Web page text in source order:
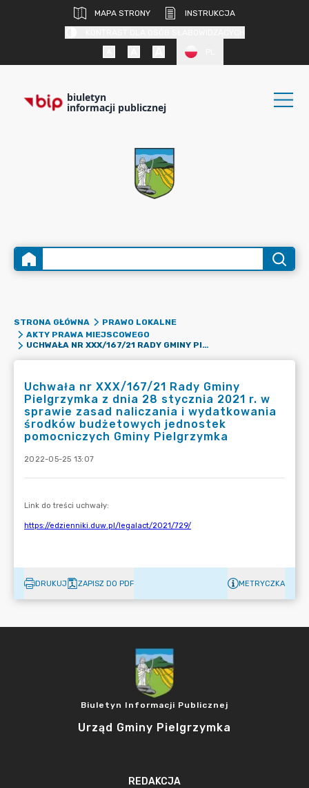
MAPA STRONY
INSTRUKCJA
biuletyn
informacji publicznej
STRONA GŁÓWNA
PRAWO LOKALNE
AKTY PRAWA MIEJSCOWEGO
UCHWAŁA NR XXX/167/21 RADY GMINY PIELGRZYMKA Z DNIA 28 STYCZNIA 2021 R. W SPRAWIE ZASAD NALICZANIA I WYDATKOWANIA ŚRODKÓW BUDŻETOWYCH JEDNOSTEK POMOCNICZYCH GMINY PIELGRZYMKA
Uchwała nr XXX/167/21 Rady Gminy
Pielgrzymka z dnia 28 stycznia 2021 r. w
sprawie zasad naliczania i wydatkowania
środków budżetowych jednostek
pomocniczych Gminy Pielgrzymka
2022-05-25 13:07
DRUKUJ ZAPISZ DO PDF METRYCZKA
Biuletyn Informacji Publicznej
Urząd Gminy Pielgrzymka
REDAKCJA